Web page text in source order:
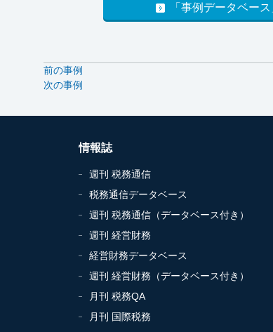
「事例データベー
前の事例
次の事例
情報誌
週刊 税務通信
税務通信データベース
週刊 税務通信（データベース付き）
週刊 経営財務
経営財務データベース
週刊 経営財務（データベース付き）
月刊 税務QA
月刊 国際税務